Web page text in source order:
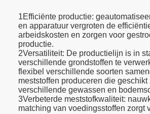
1Efficiënte productie:
en apparatuur vergroten de
arbeidskosten en zorgen voor
productie.
2Versatiliteit: De productielijn is in
verschillende grondstoffen te
flexibel verschillende soorten
meststoffen produceren die geschikt
verschillende gewassen en
3Verbeterde meststofkwaliteit:
matching van voedingsstoffen zorgt